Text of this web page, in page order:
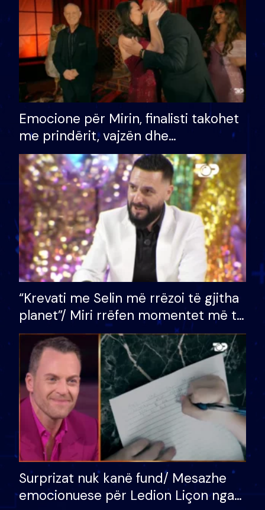
Emocione për Mirin, finalisti takohet
me prindërit, vajzën dhe
bashkëshorten: S’kemi ndonjë letër
divorci apo jo?
“Krevati me Selin më rrëzoi të gjitha
planet”/ Miri rrëfen momentet më të
bukura në shtëpinë e BB VIP: Do më
mungojë zilja e mëngjesit kur…
Surprizat nuk kanë fund/ Mesazhe
emocionuese për Ledion Liçon nga